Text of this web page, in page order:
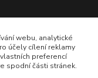
webu, analytické
účely cílení reklamy
preferencí
spodní části stránek.